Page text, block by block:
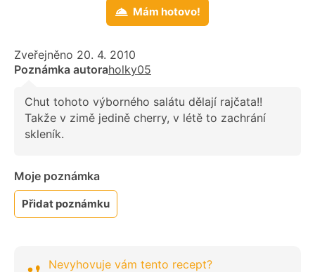
Mám hotovo!
Zveřejněno 20. 4. 2010
Poznámka autoraholky05
Chut tohoto výborného salátu dělají rajčata!!
Takže v zimě jedině cherry, v létě to zachrání
skleník.
Moje poznámka
Přidat poznámku
Nevyhovuje vám tento recept?